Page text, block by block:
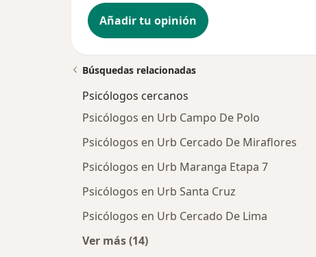
Añadir tu opinión
Búsquedas relacionadas
Psicólogos cercanos
Psicólogos en Urb Campo De Polo
Psicólogos en Urb Cercado De Miraflores
Psicólogos en Urb Maranga Etapa 7
Psicólogos en Urb Santa Cruz
Psicólogos en Urb Cercado De Lima
Ver más (14)